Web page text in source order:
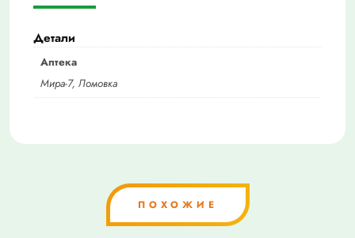
Детали
Аптека
Мира-7, Ломовка
ПОХОЖИЕ